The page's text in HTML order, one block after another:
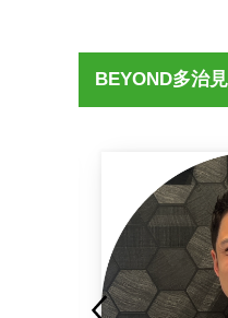
BEYOND多治